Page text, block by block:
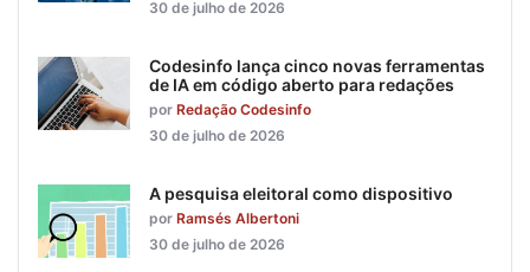
30 de julho de 2026
Codesinfo lança cinco novas ferramentas
de IA em código aberto para redações
por Redação Codesinfo
30 de julho de 2026
A pesquisa eleitoral como dispositivo
por Ramsés Albertoni
30 de julho de 2026